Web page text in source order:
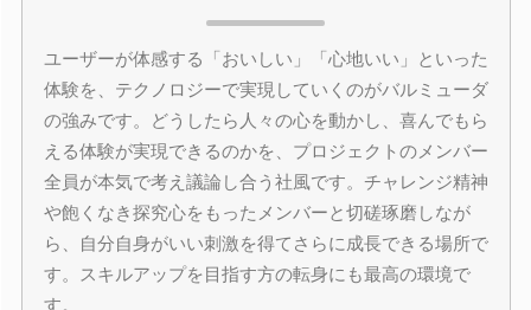
ユーザーが体感する「おいしい」「心地いい」といった
体験を、テクノロジーで実現していくのがバルミューダ
の強みです。どうしたら人々の心を動かし、喜んでもら
える体験が実現できるのかを、プロジェクトのメンバー
全員が本気で考え議論し合う社風です。チャレンジ精神
や飽くなき探究心をもったメンバーと切磋琢磨しなが
ら、自分自身がいい刺激を得てさらに成長できる場所で
す。スキルアップを目指す方の転身にも最高の環境で
す。